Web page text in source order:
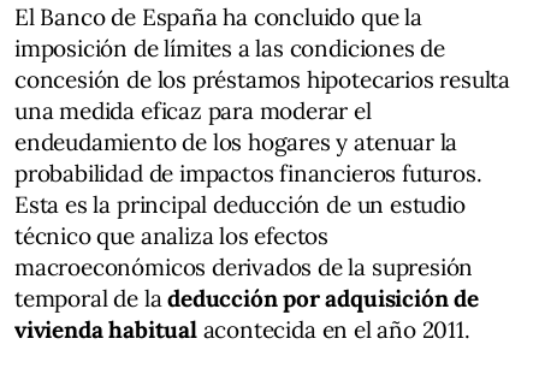
El Banco de España ha concluido que la
imposición de límites a las condiciones de
concesión de los préstamos hipotecarios resulta
una medida eficaz para moderar el
endeudamiento de los hogares y atenuar la
probabilidad de impactos financieros futuros.
Esta es la principal deducción de un estudio
técnico que analiza los efectos
macroeconómicos derivados de la supresión
temporal de ladeducción por adquisición de
vivienda habitualacontecida en el año 2011.